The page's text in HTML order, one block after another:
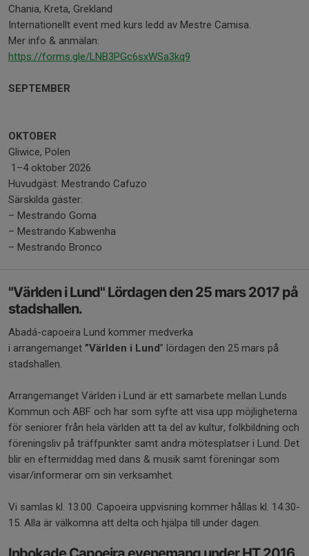
Chania, Kreta, Grekland
Internationellt event med kurs ledd av Mestre Camisa.
Mer info & anmälan:
https://forms.gle/LNB3PGc6sxWSa3kq9
SEPTEMBER
OKTOBER
Gliwice, Polen
1–4 oktober 2026
Huvudgäst: Mestrando Cafuzo
Särskilda gäster:
– Mestrando Goma
– Mestrando Kabwenha
– Mestrando Bronco
"Världen i Lund" Lördagen den 25 mars 2017 på
stadshallen.
Abadá-capoeira Lund kommer medverka
i arrangemanget ”Världen i Lund” lördagen den 25 mars på
stadshallen.
Arrangemanget Världen i Lund är ett samarbete mellan Lunds
Kommun och ABF och har som syfte att visa upp möjligheterna
för seniorer från hela världen att ta del av kultur, folkbildning och
föreningsliv på träffpunkter samt andra mötesplatser i Lund. Det
blir en eftermiddag med dans & musik samt föreningar som
visar/informerar om sin verksamhet.
Vi samlas kl. 13.00. Capoeira uppvisning kommer hållas kl. 14.30-
15. Alla är välkomna att delta och hjälpa till under dagen.